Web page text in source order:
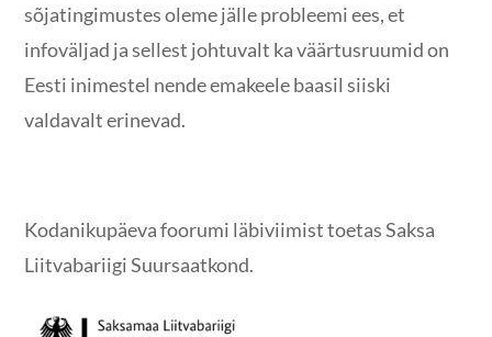
sõjatingimustes oleme jälle probleemi ees, et
infoväljad ja sellest johtuvalt ka väärtusruumid on
Eesti inimestel nende emakeele baasil siiski
valdavalt erinevad.
Kodanikupäeva foorumi läbiviimist toetas Saksa
Liitvabariigi Suursaatkond.